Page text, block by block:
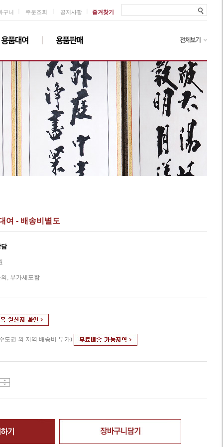
즐겨찾기
구니 주문조회 공지사항
여 - 배송비별도
, 부가세포함
도권 외 지역 배송비 부가)